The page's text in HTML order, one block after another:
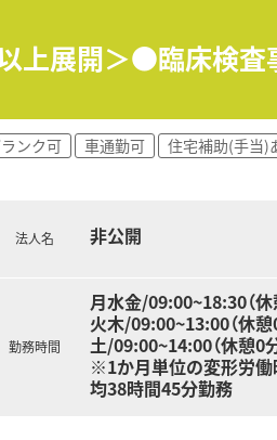
上を展開し、大学病院門前や
、今後も新規出店やM&Aを継
り在宅医療に取り組んできた経
以上展開＞●臨床検
ンク可 車通勤可 住宅補助(手当)
法人名 非公開
勤務時間
月水金/09:00~18:30（休
火木/09:00~13:00（休憩
土/09:00~14:00（休憩0分
※1か月単位の変形労働
均38時間45分勤務